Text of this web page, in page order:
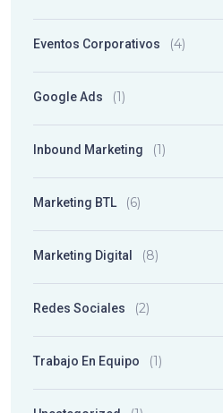
Eventos Corporativos (4)
Google Ads (1)
Inbound Marketing (1)
Marketing BTL (6)
Marketing Digital (8)
Redes Sociales (2)
Trabajo En Equipo (1)